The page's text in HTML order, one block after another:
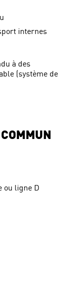
internes
à des
(système de
ou ligne D